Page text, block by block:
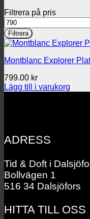
Filtrera på pris
Min
pris
Filtrera
Montblanc Explorer
799.00 kr
Lägg till i varukorg
ADRESS
Tid & Doft i
Bollvägen 1
516 34 Dalsjöfors
HITTA TILL OSS